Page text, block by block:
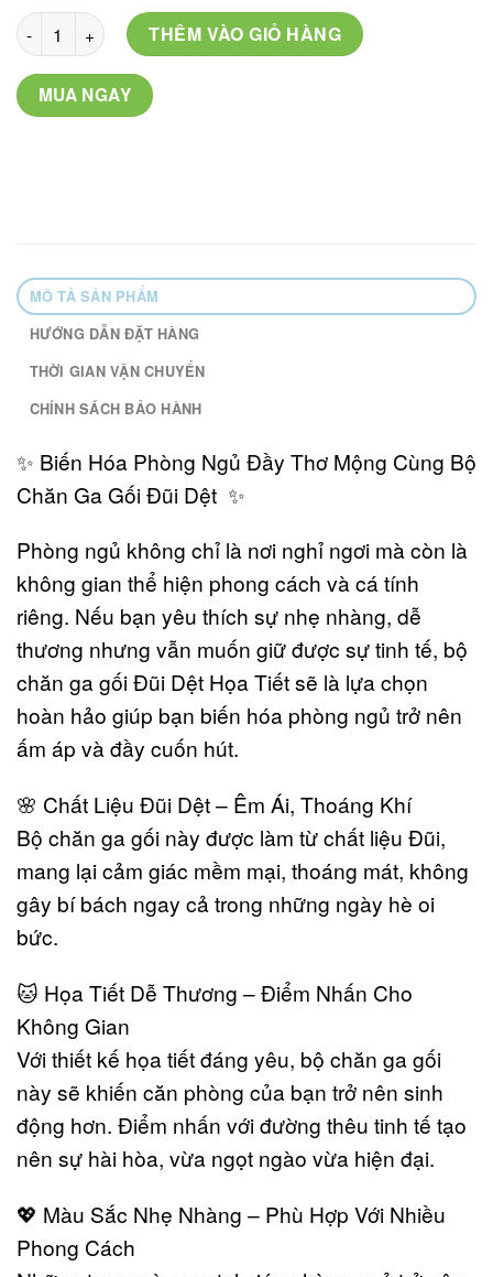
Mã: 11 số lượng THÊM VÀO GIỎ HÀNG
MUA NGAY
MÔ TẢ SẢN PHẨM
HƯỚNG DẪN ĐẶT HÀNG
THỜI GIAN VẬN CHUYỂN
CHÍNH SÁCH BẢO HÀNH
✨ Biến Hóa Phòng Ngủ Đầy Thơ Mộng Cùng Bộ
Chăn Ga Gối Đũi Dệt ✨
Phòng ngủ không chỉ là nơi nghỉ ngơi mà còn là
không gian thể hiện phong cách và cá tính
riêng. Nếu bạn yêu thích sự nhẹ nhàng, dễ
thương nhưng vẫn muốn giữ được sự tinh tế, bộ
chăn ga gối Đũi Dệt Họa Tiết sẽ là lựa chọn
hoàn hảo giúp bạn biến hóa phòng ngủ trở nên
ấm áp và đầy cuốn hút.
🌸 Chất Liệu Đũi Dệt – Êm Ái, Thoáng Khí
Bộ chăn ga gối này được làm từ chất liệu Đũi,
mang lại cảm giác mềm mại, thoáng mát, không
gây bí bách ngay cả trong những ngày hè oi
bức.
🐱 Họa Tiết Dễ Thương – Điểm Nhấn Cho
Không Gian
Với thiết kế họa tiết đáng yêu, bộ chăn ga gối
này sẽ khiến căn phòng của bạn trở nên sinh
động hơn. Điểm nhấn với đường thêu tinh tế tạo
nên sự hài hòa, vừa ngọt ngào vừa hiện đại.
💖 Màu Sắc Nhẹ Nhàng – Phù Hợp Với Nhiều
Phong Cách